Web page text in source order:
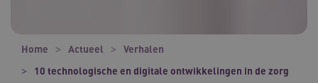
Home Actueel
Verhalen
10 technologische en digitale ontwikkelingen in de zorg